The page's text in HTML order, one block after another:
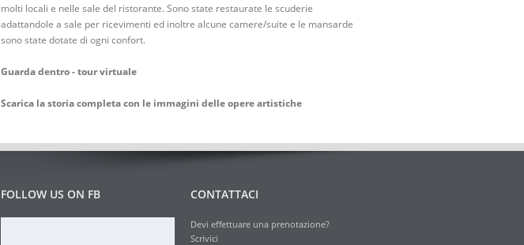
molti locali e nelle sale del ristorante. Sono state restaurate le scuderie
adattandole a sale per ricevimenti ed inoltre alcune camere/suite e le mansarde
sono state dotate di ogni confort.
Guarda dentro - tour virtuale
Scarica la storia completa con le immagini delle opere artistiche
FOLLOW US ON FB CONTATTACI
Devi effettuare una prenotazione?
Scrivici